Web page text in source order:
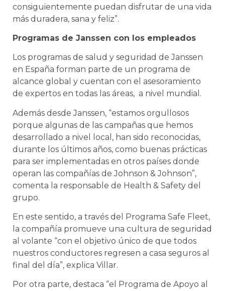
consiguientemente puedan disfrutar de una vida
más duradera, sana y feliz”.
Programas de Janssen con los empleados
Los programas de salud y seguridad de Janssen
en España forman parte de un programa de
alcance global y cuentan con el asesoramiento
de expertos en todas las áreas, a nivel mundial.
Además desde Janssen, “estamos orgullosos
porque algunas de las campañas que hemos
desarrollado a nivel local, han sido reconocidas,
durante los últimos años, como buenas prácticas
para ser implementadas en otros países donde
operan las compañías de Johnson & Johnson”,
comenta la responsable de Health & Safety del
grupo.
En este sentido, a través del Programa Safe Fleet,
la compañía promueve una cultura de seguridad
al volante “con el objetivo único de que todos
nuestros conductores regresen a casa seguros al
final del día”, explica Villar.
Por otra parte, destaca “el Programa de Apoyo al